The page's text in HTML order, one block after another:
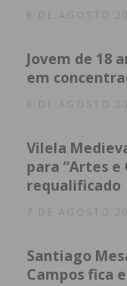
28/08/24
Assine
8 DE AGOSTO
Jovem de 18
em
8 DE AGOSTO
Vilela
para “Artes
requalificado
7 DE AGOSTO
Santiago
Campos fica